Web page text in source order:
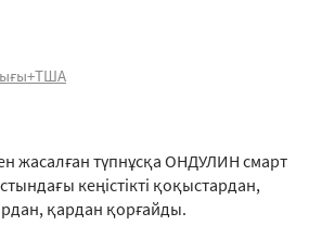
жасалған түпнұсқа ОНДУЛИН смарт
кеңістікті қоқыстардан,
қардан қорғайды.